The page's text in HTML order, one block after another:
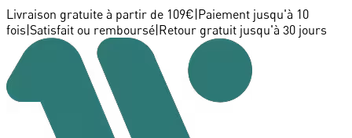
Livraison gratuite à partir de 109€ Paiement jusqu'à 10
fois Satisfait ou remboursé Retour gratuit jusqu'à 30 jours